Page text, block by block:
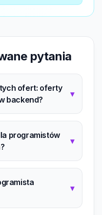
pytania
ofert: oferty
backend?
▾
programistów
▾
▾